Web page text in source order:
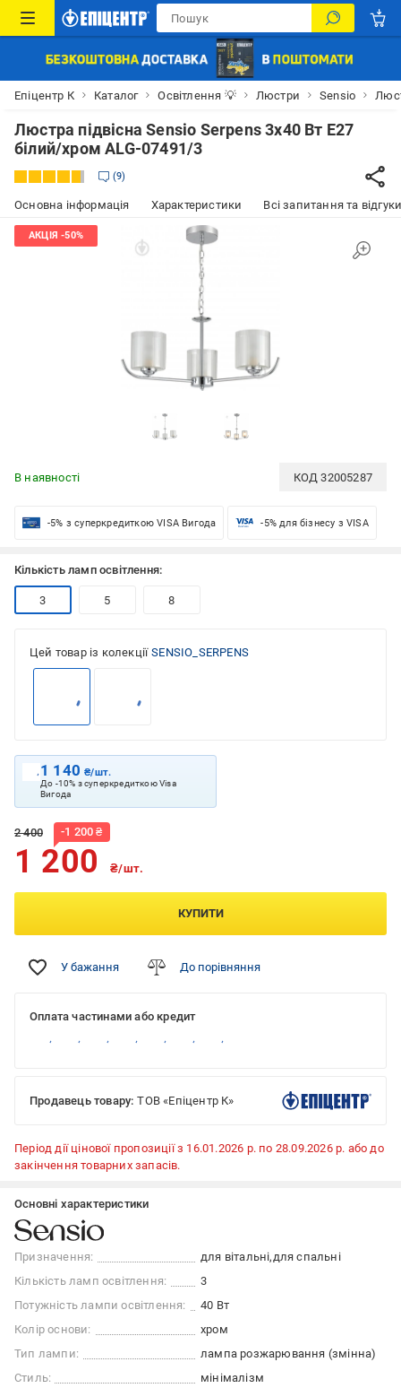
Епіцентр К Каталог Освітлення 💡 Люстри Sensio
Люстра підвісна Sensio Serpens 3x40 Вт E27
білий/хром ALG-07491/3
9
Основна інформація Характеристики Всі запитання та
В наявності КОД32005287
-5% з суперкредиткою VISA Вигода -5% для бізнесу з VISA
Кількість ламп освітлення:
3 5 8
Цей товар із колекції SENSIO_SERPENS
1 140₴/шт.
До -10% з суперкредиткою Visa
Вигода
2 400 -1 200 ₴
1 200 ₴/шт.
КУПИТИ
У бажання До порівняння
Оплата частинами або кредит
Продавець товару: ТОВ «Епіцентр К»
Період дії цінової пропозиції з 16.01.2026 р. по 28.09.2026 р. або до
закінчення товарних запасів.
Основні характеристики
Призначення: для вітальні для спальні
Кількість ламп освітлення:
3
Потужність лампи освітлення:
40 Вт
Колір основи:
хром
Тип лампи:
лампа розжарювання (змінна)
Стиль:
мінімалізм